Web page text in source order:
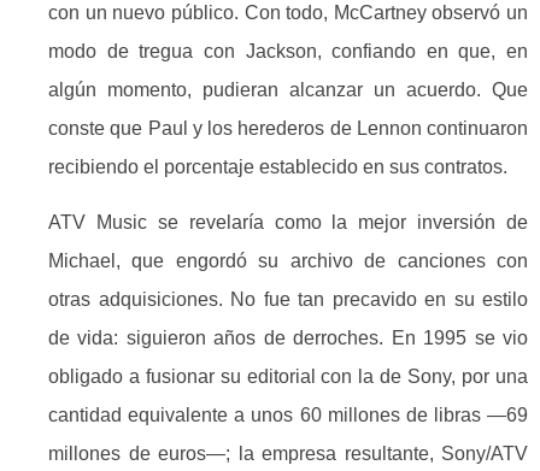
con un nuevo público. Con todo, McCartney observó un
modo de tregua con Jackson, confiando en que, en
algún momento, pudieran alcanzar un acuerdo. Que
conste que Paul y los herederos de Lennon continuaron
recibiendo el porcentaje establecido en sus contratos.
ATV Music se revelaría como la mejor inversión de
Michael, que engordó su archivo de canciones con
otras adquisiciones. No fue tan precavido en su estilo
de vida: siguieron años de derroches. En 1995 se vio
obligado a fusionar su editorial con la de Sony, por una
cantidad equivalente a unos 60 millones de libras —69
millones de euros—; la empresa resultante, Sony/ATV